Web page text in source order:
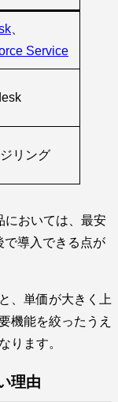
Service
リング
においては、最安
で導入できる点が
、単価が大きく上
機能を絞ったうえ
ります。
理由